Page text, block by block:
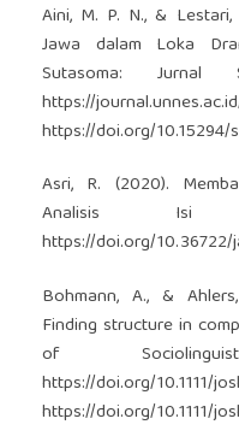
Aini, M. P. N., &
Jawa dalam Loka
Sutasoma: Jurnal
https://
https://doi.org/10.15294/
Asri, R. (2020).
Analisis
https://doi.org/10.36722/
Bohmann, A., &
Finding structure in
of
https://doi.org/10.1111/
https://doi.org/10.1111/